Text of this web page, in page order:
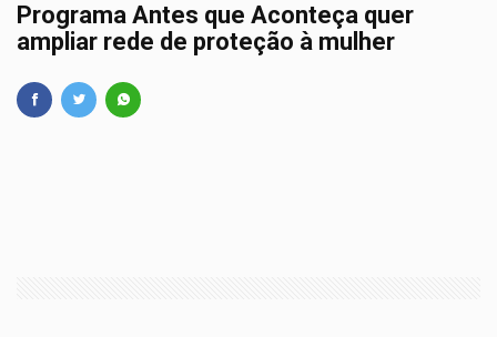
Programa Antes que Aconteça quer
ampliar rede de proteção à mulher